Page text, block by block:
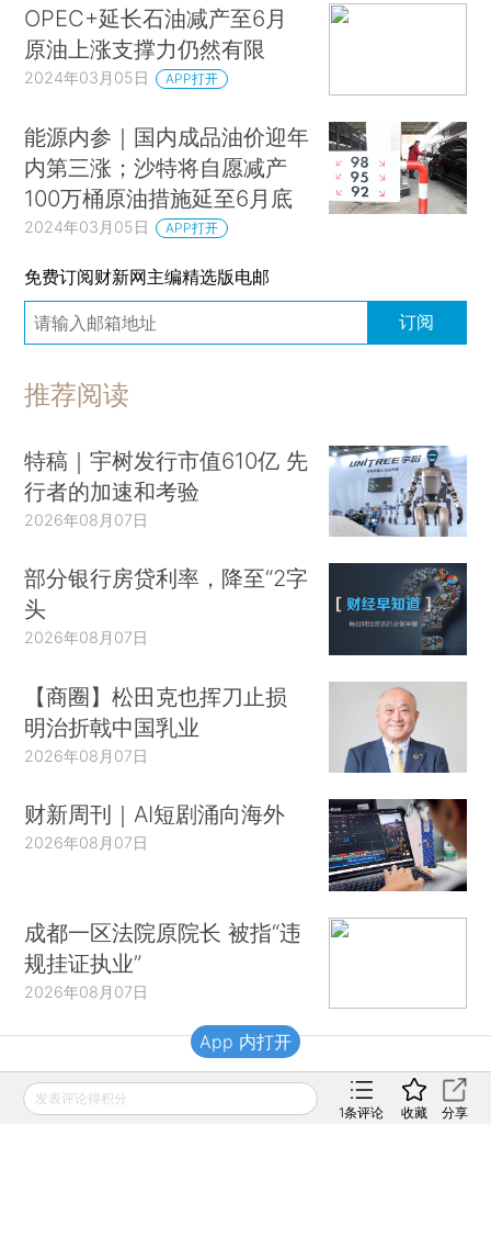
OPEC+延长石油减产至6月
原油上涨支撑力仍然有限
2024年03月05日 APP打开
能源内参｜国内成品油价迎年
内第三涨；沙特将自愿减产
100万桶原油措施延至6月底
2024年03月05日 APP打开
免费订阅财新网主编精选版电邮
订阅
推荐阅读
特稿｜宇树发行市值610亿 先
行者的加速和考验
2026年08月07日
部分银行房贷利率，降至“2字
头
2026年08月07日
【商圈】松田克也挥刀止损
明治折戟中国乳业
2026年08月07日
财新周刊｜AI短剧涌向海外
2026年08月07日
成都一区法院原院长 被指“违
规挂证执业”
2026年08月07日
财新移动
发表评论得积分
1条评论 收藏 分享
App 内打开